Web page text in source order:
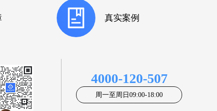
尔
务、
。值
助孕
况和
真实案例
4000-120-507
周一至周日09:00-18:00